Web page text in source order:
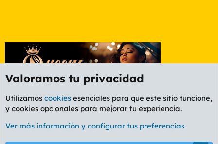
Foro General
Cookies
PL OLDSTYLE AMARILLO
Valoramos tu privacidad
Utilizamos cookies esenciales para que este sitio funcione,
y cookies opcionales para mejorar tu experiencia.
Ver más información y configurar tus preferencias